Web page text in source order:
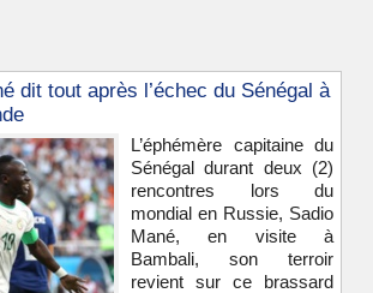
dit tout après l’échec du Sénégal à
L’éphémère capitaine du
Sénégal durant deux (2)
rencontres lors du
mondial en Russie, Sadio
Mané, en visite à
Bambali, son terroir
revient sur ce brassard